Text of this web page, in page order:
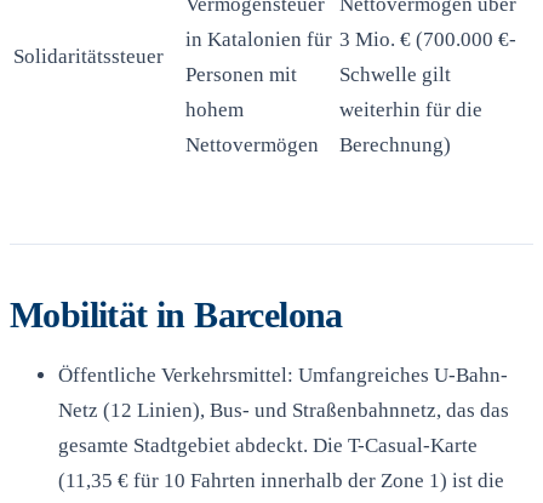
Solidaritätssteuer
Vermögensteuer
in Katalonien für
Personen mit
hohem
Nettovermögen
Nettovermögen über
3 Mio. € (700.000 €-
Schwelle gilt
weiterhin für die
Berechnung)
Mobilität in Barcelona
Öffentliche Verkehrsmittel: Umfangreiches U-Bahn-
Netz (12 Linien), Bus- und Straßenbahnnetz, das das
gesamte Stadtgebiet abdeckt. Die T-Casual-Karte
(11,35 € für 10 Fahrten innerhalb der Zone 1) ist die